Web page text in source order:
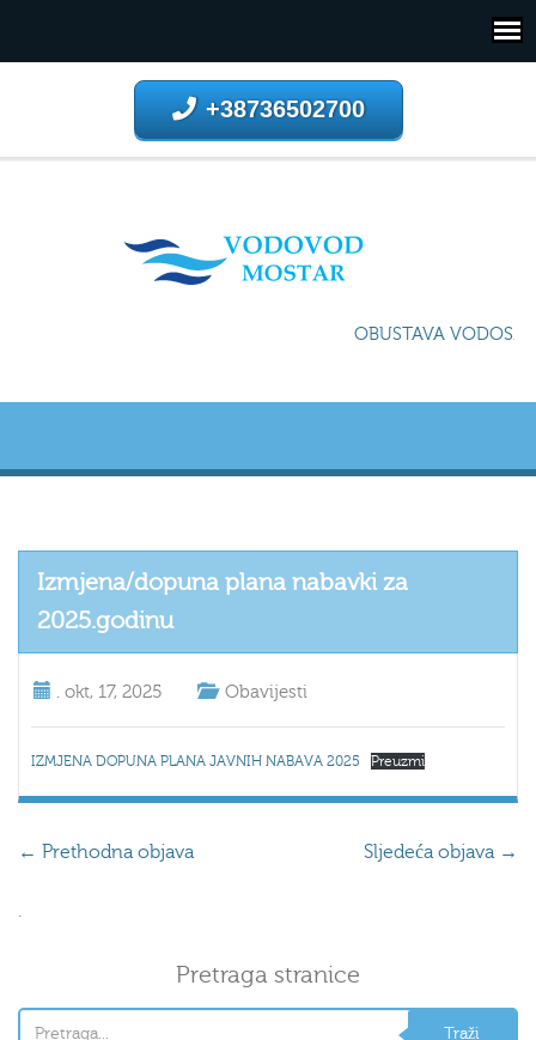
+38736502700
OBUSTAVA
Izmjena/dopuna plana nabavki za
2025.godinu
. okt, 17, 2025 Obavijesti
IZMJENA DOPUNA PLANA JAVNIH NABAVA 2025 Preuzmi
← Prethodna objava Sljedeća objava →
.
Pretraga stranice